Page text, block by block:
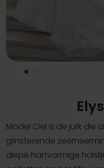
Model Ciel is de jurk die
glinsterende
diepe hartvormige